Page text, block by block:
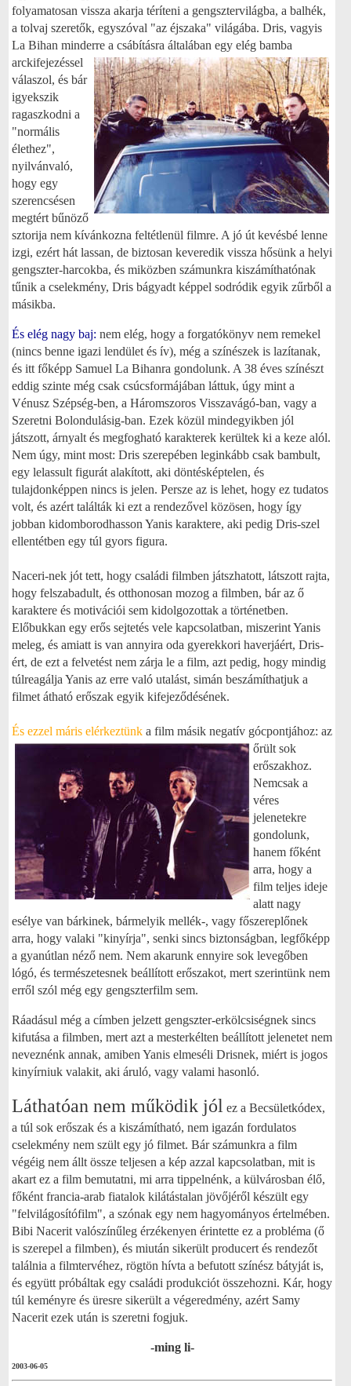
folyamatosan vissza akarja téríteni a gengsztervilágba, a balhék,
a tolvaj szeretők, egyszóval "az éjszaka" világába. Dris, vagyis
La Bihan minderre a csábításra általában egy elég bamba
arckifejezéssel
válaszol, és bár
igyekszik
ragaszkodni a
"normális
élethez",
nyilvánvaló,
hogy egy
szerencsésen
megtért bűnöző
sztorija nem kívánkozna feltétlenül filmre. A jó út kevésbé lenne
izgi, ezért hát lassan, de biztosan keveredik vissza hősünk a helyi
gengszter-harcokba, és miközben számunkra kiszámíthatónak
tűnik a cselekmény, Dris bágyadt képpel sodródik egyik zűrből a
másikba.
És elég nagy baj: nem elég, hogy a forgatókönyv nem remekel
(nincs benne igazi lendület és ív), még a színészek is lazítanak,
és itt főképp Samuel La Bihanra gondolunk. A 38 éves színészt
eddig szinte még csak csúcsformájában láttuk, úgy mint a
Vénusz Szépség-ben, a Háromszoros Visszavágó-ban, vagy a
Szeretni Bolondulásig-ban. Ezek közül mindegyikben jól
játszott, árnyalt és megfogható karakterek kerültek ki a keze alól.
Nem úgy, mint most: Dris szerepében leginkább csak bambult,
egy lelassult figurát alakított, aki döntésképtelen, és
tulajdonképpen nincs is jelen. Persze az is lehet, hogy ez tudatos
volt, és azért találták ki ezt a rendezővel közösen, hogy így
jobban kidomborodhasson Yanis karaktere, aki pedig Dris-szel
ellentétben egy túl gyors figura.
Naceri-nek jót tett, hogy családi filmben játszhatott, látszott rajta,
hogy felszabadult, és otthonosan mozog a filmben, bár az ő
karaktere és motivációi sem kidolgozottak a történetben.
Előbukkan egy erős sejtetés vele kapcsolatban, miszerint Yanis
meleg, és amiatt is van annyira oda gyerekkori haverjáért, Dris-
ért, de ezt a felvetést nem zárja le a film, azt pedig, hogy mindig
túlreagálja Yanis az erre való utalást, simán beszámíthatjuk a
filmet átható erőszak egyik kifejeződésének.
És ezzel máris elérkeztünk a film másik negatív gócpontjához: az
őrült sok
erőszakhoz.
Nemcsak a
véres
jelenetekre
gondolunk,
hanem főként
arra, hogy a
film teljes ideje
alatt nagy
esélye van bárkinek, bármelyik mellék-, vagy főszereplőnek
arra, hogy valaki "kinyírja", senki sincs biztonságban, legfőképp
a gyanútlan néző nem. Nem akarunk ennyire sok levegőben
lógó, és természetesnek beállított erőszakot, mert szerintünk nem
erről szól még egy gengszterfilm sem.
Ráadásul még a címben jelzett gengszter-erkölcsiségnek sincs
kifutása a filmben, mert azt a mesterkélten beállított jelenetet nem
neveznénk annak, amiben Yanis elmeséli Drisnek, miért is jogos
kinyírniuk valakit, aki áruló, vagy valami hasonló.
Láthatóan nem működik jól ez a Becsületkódex,
a túl sok erőszak és a kiszámítható, nem igazán fordulatos
cselekmény nem szült egy jó filmet. Bár számunkra a film
végéig nem állt össze teljesen a kép azzal kapcsolatban, mit is
akart ez a film bemutatni, mi arra tippelnénk, a külvárosban élő,
főként francia-arab fiatalok kilátástalan jövőjéről készült egy
"felvilágosítófilm", a szónak egy nem hagyományos értelmében.
Bibi Nacerit valószínűleg érzékenyen érintette ez a probléma (ő
is szerepel a filmben), és miután sikerült producert és rendezőt
találnia a filmtervéhez, rögtön hívta a befutott színész bátyját is,
és együtt próbáltak egy családi produkciót összehozni. Kár, hogy
túl keményre és üresre sikerült a végeredmény, azért Samy
Nacerit ezek után is szeretni fogjuk.
-ming li-
2003-06-05